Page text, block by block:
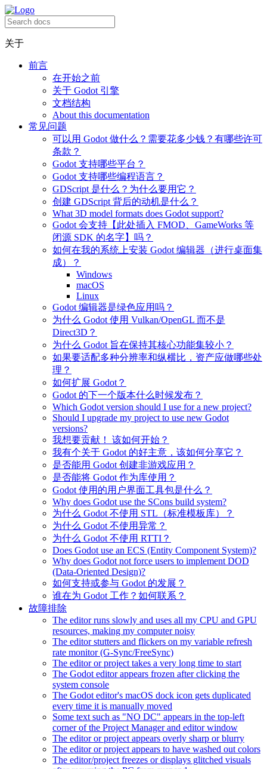
关于
前言
在开始之前
关于 Godot 引擎
文档结构
About this documentation
常见问题
可以用 Godot 做什么？需要花多少钱？有哪些许可
条款？
Godot 支持哪些平台？
Godot 支持哪些编程语言？
GDScript 是什么？为什么要用它？
创建 GDScript 背后的动机是什么？
What 3D model formats does Godot support?
Godot 会支持【此处插入 FMOD、GameWorks 等
闭源 SDK 的名字】吗？
如何在我的系统上安装 Godot 编辑器（进行桌面集
成）？
Windows
macOS
Linux
Godot 编辑器是绿色应用吗？
为什么 Godot 使用 Vulkan/OpenGL 而不是
Direct3D？
为什么 Godot 旨在保持其核心功能集较小？
如果要适配多种分辨率和纵横比，资产应做哪些处
理？
如何扩展 Godot？
Godot 的下一个版本什么时候发布？
Which Godot version should I use for a new project?
Should I upgrade my project to use new Godot
versions?
我想要贡献！ 该如何开始？
我有个关于 Godot 的好主意，该如何分享它？
是否能用 Godot 创建非游戏应用？
是否能将 Godot 作为库使用？
Godot 使用的用户界面工具包是什么？
Why does Godot use the SCons build system?
为什么 Godot 不使用 STL（标准模板库）？
为什么 Godot 不使用异常？
为什么 Godot 不使用 RTTI？
Does Godot use an ECS (Entity Component System)?
Why does Godot not force users to implement DOD
(Data-Oriented Design)?
如何支持或参与 Godot 的发展？
谁在为 Godot 工作？如何联系？
故障排除
The editor runs slowly and uses all my CPU and GPU
resources, making my computer noisy
The editor stutters and flickers on my variable refresh
rate monitor (G-Sync/FreeSync)
The editor or project takes a very long time to start
The Godot editor appears frozen after clicking the
system console
The Godot editor's macOS dock icon gets duplicated
every time it is manually moved
Some text such as "NO DC" appears in the top-left
corner of the Project Manager and editor window
The editor or project appears overly sharp or blurry
The editor or project appears to have washed out colors
The editor/project freezes or displays glitched visuals